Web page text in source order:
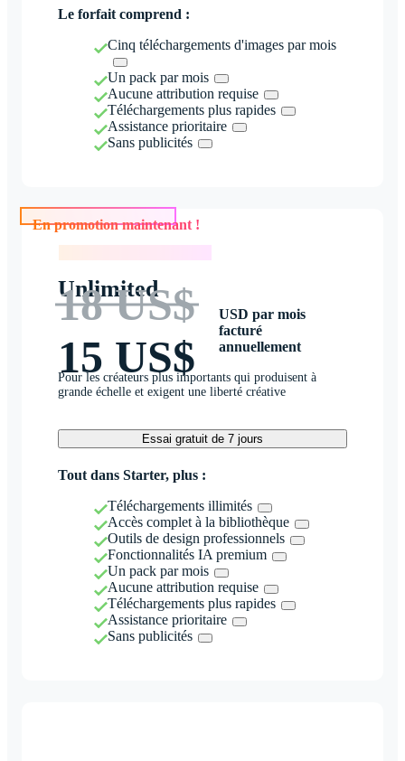
Le forfait comprend :
Cinq téléchargements d'images par mois
Un pack par mois
Aucune attribution requise
Téléchargements plus rapides
Assistance prioritaire
Sans publicités
En promotion maintenant !
Unlimited
18 US$
15 US$
USD par mois
facturé
annuellement
Pour les créateurs plus importants qui produisent à
grande échelle et exigent une liberté créative
Essai gratuit de 7 jours
Tout dans Starter, plus :
Téléchargements illimités
Accès complet à la bibliothèque
Outils de design professionnels
Fonctionnalités IA premium
Un pack par mois
Aucune attribution requise
Téléchargements plus rapides
Assistance prioritaire
Sans publicités